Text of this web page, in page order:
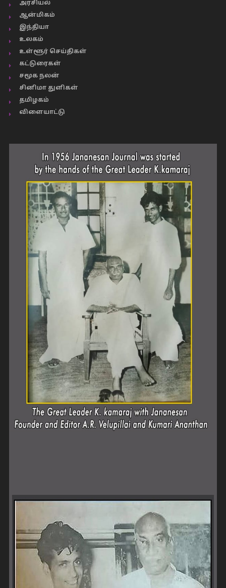
அரசியல்
ஆன்மிகம்
இந்தியா
உலகம்
உள்ளூர் செய்திகள்
கட்டுரைகள்
சமூக நலன்
சினிமா துளிகள்
தமிழகம்
விளையாட்டு